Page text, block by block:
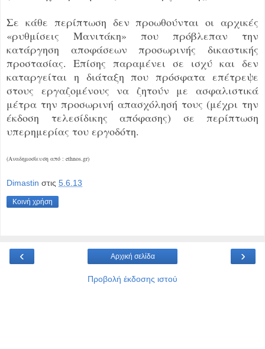
Σε κάθε περίπτωση δεν προωθούνται οι αρχικές
«ρυθμίσεις Μανιτάκη» που πρόβλεπαν την
κατάργηση αποφάσεων προσωρινής δικαστικής
προστασίας. Επίσης παραμένει σε ισχύ και δεν
καταργείται η διάταξη που πρόσφατα επέτρεψε
στους εργαζομένους να ζητούν με ασφαλιστικά
μέτρα την προσωρινή απασχόλησή τους (μέχρι την
έκδοση τελεσίδικης απόφασης) σε περίπτωση
υπερημερίας του εργοδότη.
(Αναδημοσίευση από : ethnos.gr)
Dimastin στις 5.6.13
Κοινή χρήση
‹ ›
Αρχική σελίδα
Προβολή έκδοσης ιστού